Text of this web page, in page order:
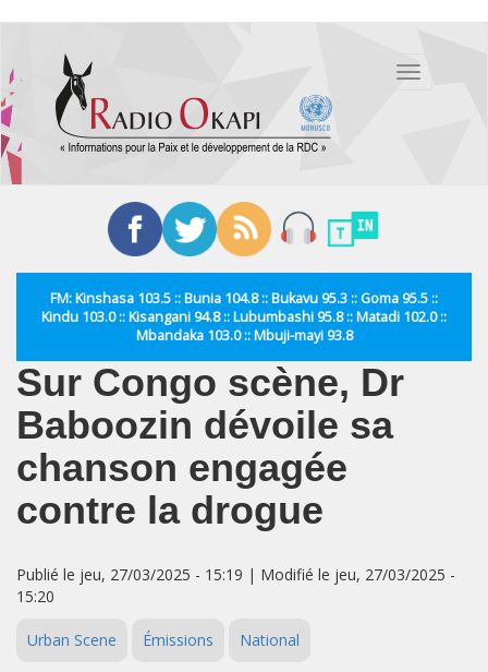
contenu
principal
Toggle
FM: Kinshasa 103.5 :: Bunia 104.8 :: Bukavu 95.3 :: Goma 95.5 ::
Kindu 103.0 :: Kisangani 94.8 :: Lubumbashi 95.8 :: Matadi 102.0 ::
Mbandaka 103.0 :: Mbuji-mayi 93.8
Sur Congo scène, Dr
Baboozin dévoile sa
chanson engagée
contre la drogue
Publié le jeu, 27/03/2025 - 15:19 | Modifié le jeu, 27/03/2025 -
15:20
Urban Scene Émissions National